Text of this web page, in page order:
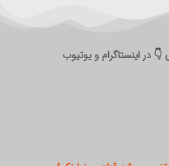
در اینستاگرام و یوتیوب